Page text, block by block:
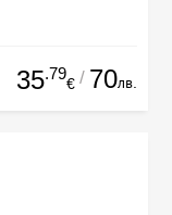
35.79
€ / 70лв.